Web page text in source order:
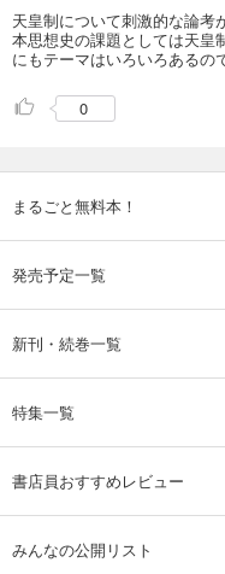
天皇制について刺激的な論考
本思想史の課題としては天皇
にもテーマはいろいろあるの
0
まるごと無料本！
発売予定一覧
新刊・続巻一覧
特集一覧
書店員おすすめレビュー
みんなの公開リスト